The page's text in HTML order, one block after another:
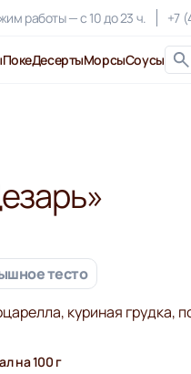
работы — с 10 до 23 ч. +7
ПокеДесертыМорсыСоусы
тесто
куриная грудка,
на 100 г